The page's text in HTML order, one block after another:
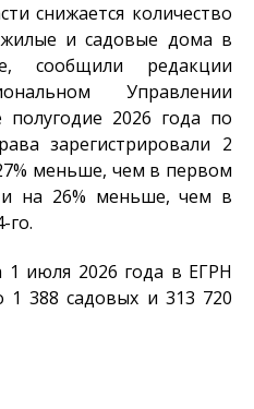
снижается количество
и садовые дома в
сообщили редакции
Управлении
полугодие 2026 года по
зарегистрировали 2
меньше, чем в первом
и на 26% меньше, чем в
го.
1 июля 2026 года в ЕГРН
1 388 садовых и 313 720